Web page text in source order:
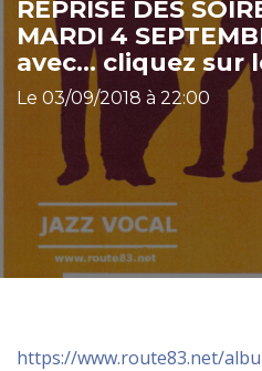
REPRISE DES
MARDI 4
avec… cliquez sur
Le 03/09/2018 à 22:00
https://www.route83.net/